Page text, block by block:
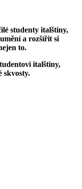
studenty italštiny,
a rozšířit si
to.
italštiny,
skvosty.